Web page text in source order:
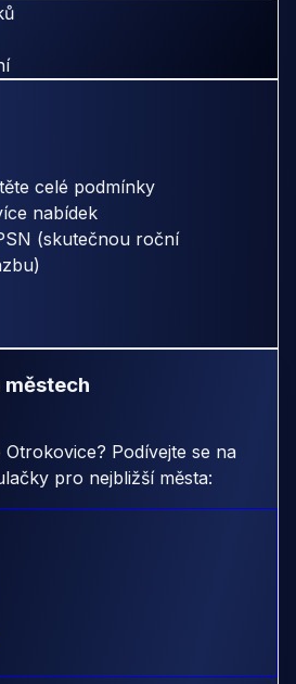
celé podmínky
nabídek
(skutečnou roční
Podívejte se na
pro nejbližší města: